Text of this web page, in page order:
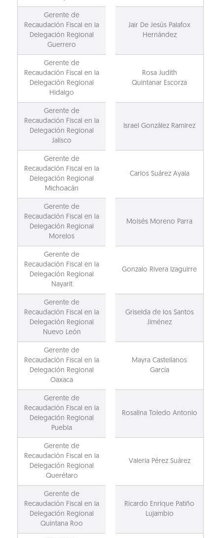
Gerente de
Recaudación Fiscal en la
Delegación Regional
Guerrero
Jair De Jesús Palafox
Hernández
Gerente de
Recaudación Fiscal en la
Delegación Regional
Hidalgo
Rosa Judith
Quintanar Escorza
Gerente de
Recaudación Fiscal en la
Delegación Regional
Jalisco
Israel González Ramirez
Gerente de
Recaudación Fiscal en la
Delegación Regional
Michoacán
Carlos Suárez Ayala
Gerente de
Recaudación Fiscal en la
Delegación Regional
Morelos
Moisés Moreno Parra
Gerente de
Recaudación Fiscal en la
Delegación Regional
Nayarit
Gonzalo Rivera Izaguirre
Gerente de
Recaudación Fiscal en la
Delegación Regional
Nuevo León
Griselda de los Santos
Jiménez
Gerente de
Recaudación Fiscal en la
Delegación Regional
Oaxaca
Mayra Castellanos
García
Gerente de
Recaudación Fiscal en la
Delegación Regional
Puebla
Rosalina Toledo Antonio
Gerente de
Recaudación Fiscal en la
Delegación Regional
Querétaro
Valeria Pérez Suárez
Gerente de
Recaudación Fiscal en la
Delegación Regional
Quintana Roo
Ricardo Enrique Patiño
Lujambio